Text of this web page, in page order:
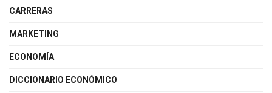
CARRERAS
MARKETING
ECONOMÍA
DICCIONARIO ECONÓMICO